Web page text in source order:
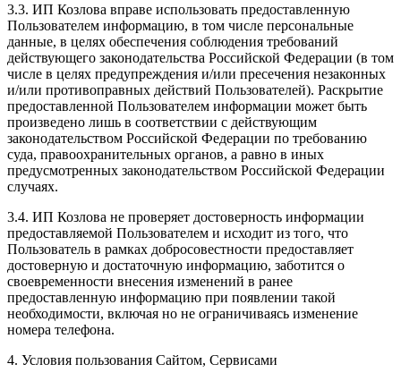
3.3. ИП Козлова вправе использовать предоставленную
Пользователем информацию, в том числе персональные
данные, в целях обеспечения соблюдения требований
действующего законодательства Российской Федерации (в том
числе в целях предупреждения и/или пресечения незаконных
и/или противоправных действий Пользователей). Раскрытие
предоставленной Пользователем информации может быть
произведено лишь в соответствии с действующим
законодательством Российской Федерации по требованию
суда, правоохранительных органов, а равно в иных
предусмотренных законодательством Российской Федерации
случаях.
3.4. ИП Козлова не проверяет достоверность информации
предоставляемой Пользователем и исходит из того, что
Пользователь в рамках добросовестности предоставляет
достоверную и достаточную информацию, заботится о
своевременности внесения изменений в ранее
предоставленную информацию при появлении такой
необходимости, включая но не ограничиваясь изменение
номера телефона.
4. Условия пользования Сайтом, Сервисами